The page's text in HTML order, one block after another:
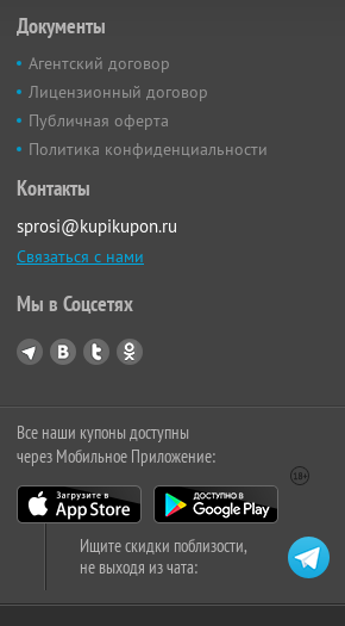
Документы
Агентский договор
Лицензионный договор
Публичная оферта
Политика конфиденциальности
Контакты
sprosi@kupikupon.ru
Связаться с нами
Мы в Соцсетях
Все наши купоны доступны
через Мобильное Приложение:
Ищите скидки поблизости,
не выходя из чата: